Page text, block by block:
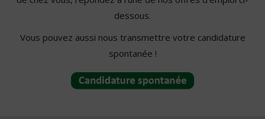
dessous.
Vous pouvez aussi nous transmettre votre candidature
spontanée !